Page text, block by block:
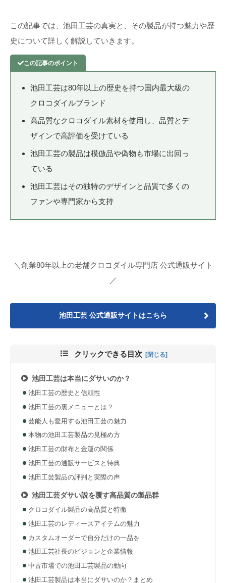
この記事では、池田工芸の真実と、その製品が持つ魅力や歴
史について詳しく解説していきます。
池田工芸は80年以上の歴史を持つ国内最大級の
クロコダイルブランド
高品質なクロコダイル素材を使用し、品質とデ
ザインで高評価を受けている
池田工芸の製品は模倣品や偽物も市場に出回っ
ている
池田工芸はその独特のデザインと品質で多くの
ファンや専門家から支持
＼創業80年以上の老舗クロコダイル専門店 公式通販サイト
／
池田工芸 公式通販サイトはこちら
クリックできる目次
池田工芸は本当にダサいのか？
池田工芸の歴史と信頼性
池田工芸の裏メニューとは？
芸能人も愛用する池田工芸の魅力
本物の池田工芸製品の見極め方
池田工芸の財布と金運の関係
池田工芸の通販サービスと特典
池田工芸製品の評判と実際の声
池田工芸ダサい説を覆す高品質の製品群
クロコダイル製品の高品質と特徴
池田工芸のレディースアイテムの魅力
カスタムオーダーで自分だけの一品を
池田工芸社長のビジョンと企業情報
中古市場での池田工芸製品の動向
池田工芸製品は本当にダサいのか？まとめ